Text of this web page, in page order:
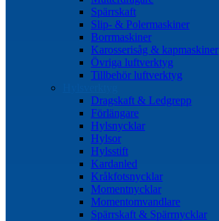
Spärrskaft
Slip- & Polermaskiner
Borrmaskiner
Karosserisåg & kapmaskiner
Övriga luftverktyg
Tillbehör luftverktyg
Dragskaft & Ledgrepp
Förlängare
Hylsnycklar
Hylsor
Hylsstift
Kardanled
Kråkfotsnycklar
Momentnycklar
Momentomvandlare
Spärrskaft & Spärrnycklar